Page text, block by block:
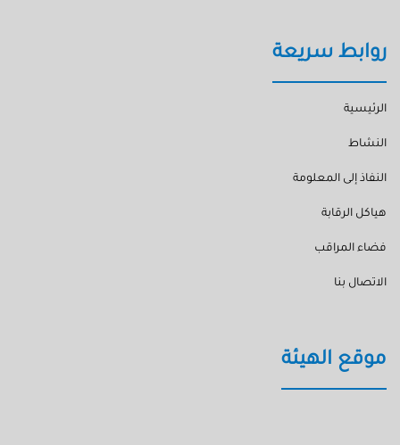
روابط سريعة
الرئيسية
النشاط
النفاذ إلى المعلومة
هياكل الرقابة
فضاء المراقب
الاتصال بنا
موقع الهيئة